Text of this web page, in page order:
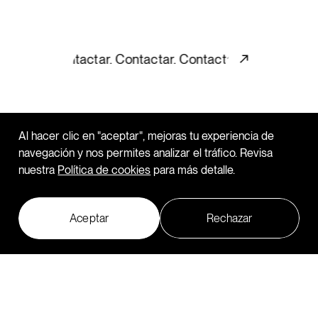
Contactar.
Let’s talk.↘
Al hacer clic en "aceptar", mejoras tu experiencia de
navegación y nos permites analizar el tráfico. Revisa
nuestra Política de cookies para más detalle.
Aceptar Rechazar